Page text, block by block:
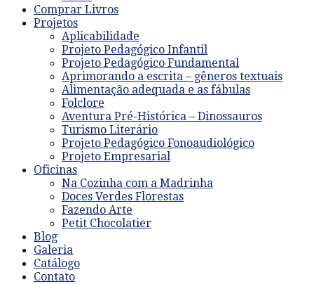
Comprar Livros
Projetos
Aplicabilidade
Projeto Pedagógico Infantil
Projeto Pedagógico Fundamental
Aprimorando a escrita – gêneros textuais
Alimentação adequada e as fábulas
Folclore
Aventura Pré-Histórica – Dinossauros
Turismo Literário
Projeto Pedagógico Fonoaudiológico
Projeto Empresarial
Oficinas
Na Cozinha com a Madrinha
Doces Verdes Florestas
Fazendo Arte
Petit Chocolatier
Blog
Galeria
Catálogo
Contato